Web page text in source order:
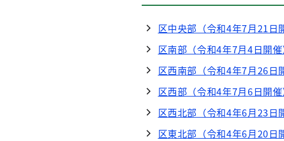
区中央部（令和4年7月21日
区南部（令和4年7月4日開催
区西南部（令和4年7月26日
区西部（令和4年7月6日開催
区西北部（令和4年6月23日
区東北部（令和4年6月20日